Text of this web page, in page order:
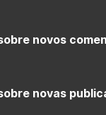
novos
novas